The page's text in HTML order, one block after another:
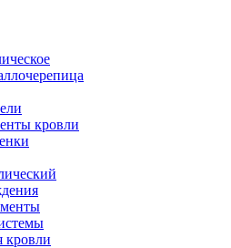
кровли
кровли